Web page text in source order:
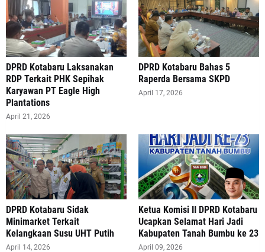
DPRD Kotabaru Laksanakan
RDP Terkait PHK Sepihak
Karyawan PT Eagle High
Plantations
April 21, 2026
DPRD Kotabaru Bahas 5
Raperda Bersama SKPD
April 17, 2026
DPRD Kotabaru Sidak
Minimarket Terkait
Kelangkaan Susu UHT Putih
April 14, 2026
Ketua Komisi II DPRD Kotabaru
Ucapkan Selamat Hari Jadi
Kabupaten Tanah Bumbu ke 23
April 09, 2026